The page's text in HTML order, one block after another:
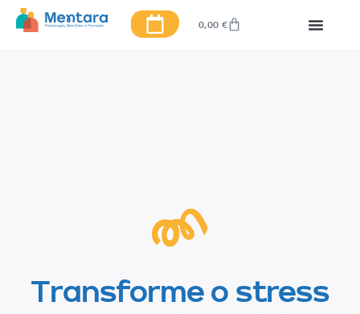
0,00 €
Transforme o stress